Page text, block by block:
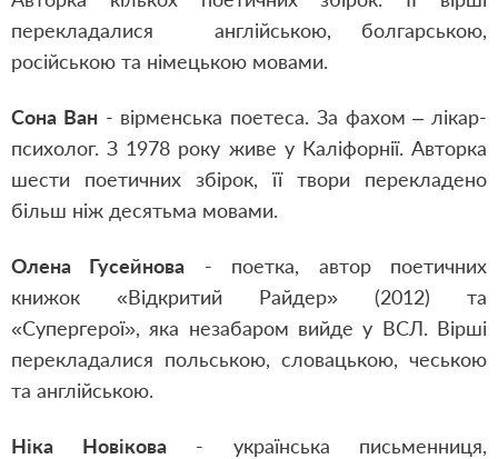
перекладалися англійською, болгарською,
російською та німецькою мовами.
Сона Ван- вірменська поетеса. За фахом – лікар-
психолог. З 1978 року живе у Каліфорнії. Авторка
шести поетичних збірок, її твори перекладено
більш ніж десятьма мовами.
Олена Гусейнова - поетка, автор поетичних
книжок «Відкритий Райдер» (2012) та
«Супергерої», яка незабаром вийде у ВСЛ. Вірші
перекладалися польською, словацькою, чеською
та англійською.
Ніка Новікова- українська письменниця,